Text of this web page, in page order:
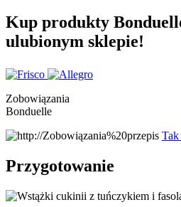
Kup produkty
ulubionym sklepie!
Zobowiązania
Bonduelle
Tak
Przygotowanie